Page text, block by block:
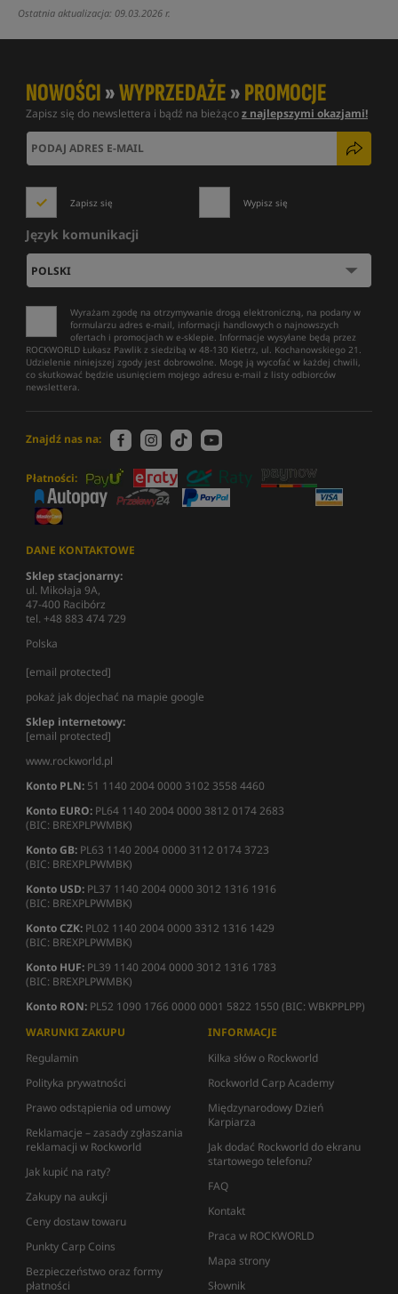
Ostatnia aktualizacja: 09.03.2026 r.
NOWOŚCI»WYPRZEDAŻE»PROMOCJE
Zapisz się do newslettera i bądź na bieżącoz najlepszymi okazjami!
Zapisz się Wypisz się
Język komunikacji
Wyrażam zgodę na otrzymywanie drogą elektroniczną, na podany w
formularzu adres e-mail, informacji handlowych o najnowszych
ofertach i promocjach w e-sklepie. Informacje wysyłane będą przez
ROCKWORLD Łukasz Pawlik z siedzibą w 48-130 Kietrz, ul. Kochanowskiego 21.
Udzielenie niniejszej zgody jest dobrowolne. Mogę ją wycofać w każdej chwili,
co skutkować będzie usunięciem mojego adresu e-mail z listy odbiorców
newslettera.
Znajdź nas na:
Płatności:
DANE KONTAKTOWE
Sklep stacjonarny:
ul. Mikołaja 9A,
47-400 Racibórz
tel. +48 883 474 729
Polska
[email protected]
pokaż jak dojechać na mapie google
Sklep internetowy:
[email protected]
www.rockworld.pl
Konto PLN: 51 1140 2004 0000 3102 3558 4460
Konto EURO: PL64 1140 2004 0000 3812 0174 2683
(BIC: BREXPLPWMBK)
Konto GB: PL63 1140 2004 0000 3112 0174 3723
(BIC: BREXPLPWMBK)
Konto USD: PL37 1140 2004 0000 3012 1316 1916
(BIC: BREXPLPWMBK)
Konto CZK: PL02 1140 2004 0000 3312 1316 1429
(BIC: BREXPLPWMBK)
Konto HUF: PL39 1140 2004 0000 3012 1316 1783
(BIC: BREXPLPWMBK)
Konto RON: PL52 1090 1766 0000 0001 5822 1550 (BIC: WBKPPLPP)
WARUNKI ZAKUPU
Regulamin
Polityka prywatności
Prawo odstąpienia od umowy
Reklamacje – zasady zgłaszania
reklamacji w Rockworld
Jak kupić na raty?
Zakupy na aukcji
Ceny dostaw towaru
Punkty Carp Coins
Bezpieczeństwo oraz formy
płatności
INFORMACJE
Kilka słów o Rockworld
Rockworld Carp Academy
Międzynarodowy Dzień
Karpiarza
Jak dodać Rockworld do ekranu
startowego telefonu?
FAQ
Kontakt
Praca w ROCKWORLD
Mapa strony
Słownik